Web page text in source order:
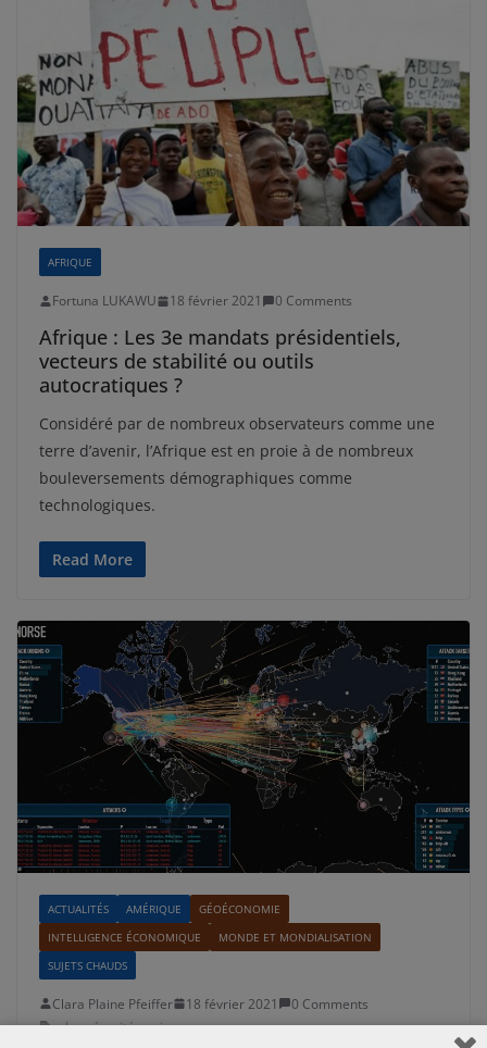
AFRIQUE
Fortuna LUKAWU 18 février 2021 0 Comments
Afrique : Les 3e mandats présidentiels,
vecteurs de stabilité ou outils
autocratiques ?
Considéré par de nombreux observateurs comme une
terre d’avenir, l’Afrique est en proie à de nombreux
bouleversements démographiques comme
technologiques.
Read More
ACTUALITÉS AMÉRIQUE
GÉOÉCONOMIE
INTELLIGENCE ÉCONOMIQUE
MONDE ET MONDIALISATION
SUJETS CHAUDS
Clara Plaine Pfeiffer 18 février 2021
0 Comments
cybersécurité,espionnage